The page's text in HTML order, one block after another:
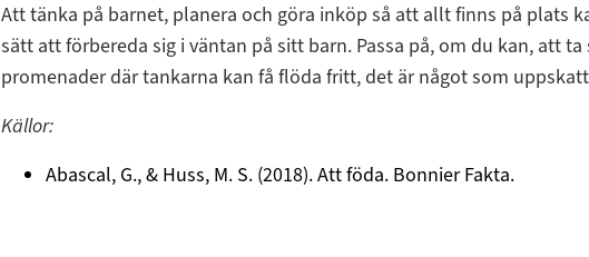
Att tänka på barnet, planera och göra inköp så att allt finns på plats
sätt att förbereda sig i väntan på sitt barn. Passa på, om du kan, att
promenader där tankarna kan få flöda fritt, det är något som
Källor:
Abascal, G., & Huss, M. S. (2018). Att föda. Bonnier Fakta.